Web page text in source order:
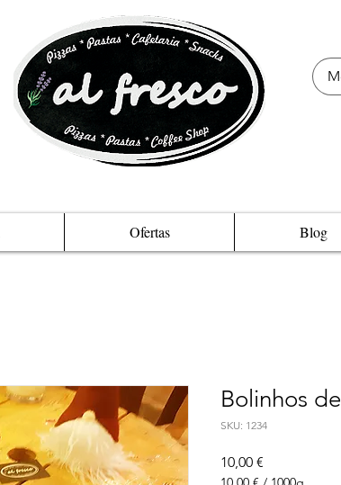
Ofertas Blog
Bolinhos
SKU: 1234
10,00 €